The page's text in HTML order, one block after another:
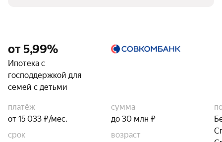
от 5,99%
Ипотека с
господдержкой для
семей с детьми
платёж
от 15 033 ₽/мес.
сумма
до 30 млн ₽
срок
возраст